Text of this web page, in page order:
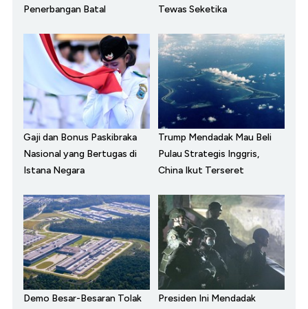
Penerbangan Batal
Tewas Seketika
Gaji dan Bonus Paskibraka
Nasional yang Bertugas di
Istana Negara
Trump Mendadak Mau Beli
Pulau Strategis Inggris,
China Ikut Terseret
Demo Besar-Besaran Tolak
Presiden Ini Mendadak